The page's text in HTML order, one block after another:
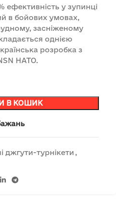
ефективність у зупинці
в бойових умовах,
засніженому
однією
розробка з
НАТО.
В КОШИК
джгути-турнікети ,